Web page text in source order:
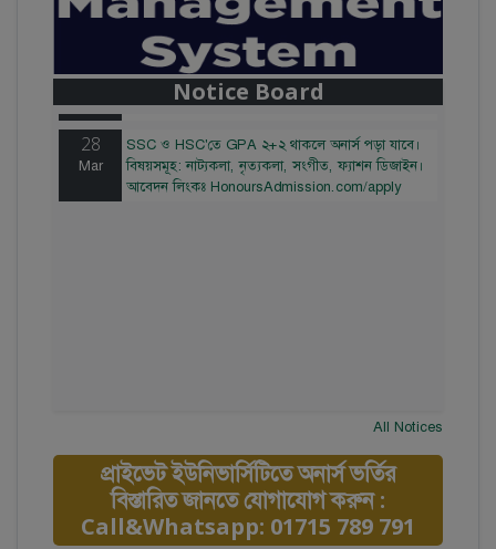
Notice Board
বাজেটের মধ্যে প্রাইভেট ইউনিভার্সিটিতে অনার্স পড়ার
সুযোগ। ২০টির অধিক বিষয়, ৪ বছরে মোট খরচ ২ লক্ষ
থেকে ৫ লক্ষ টাকা। আবেদন লিংকঃ
HonoursAdmission.com/apply
28
Mar
SSC ও HSC'তে GPA ২+২ থাকলে অনার্স পড়া যাবে।
বিষয়সমূহ: নাট্যকলা, নৃত্যকলা, সংগীত, ফ্যাশন ডিজাইন।
আবেদন লিংকঃ HonoursAdmission.com/apply
All Notices
প্রাইভেট ইউনিভার্সিটিতে অনার্স ভর্তির
বিস্তারিত জানতে যোগাযোগ করুন :
Call&Whatsapp: 01715 789 791